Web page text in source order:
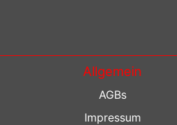
Allgemein
AGBs
Impressum